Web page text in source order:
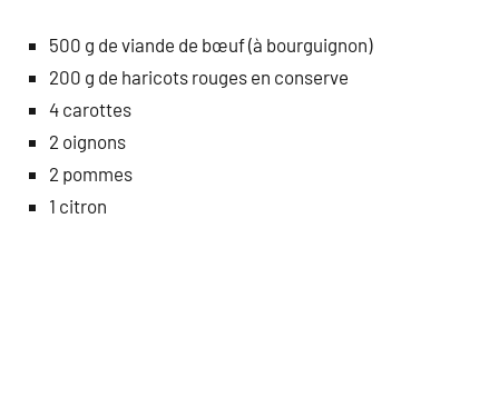
500 g de viande de bœuf (à bourguignon)
200 g de haricots rouges en conserve
4 carottes
2 oignons
2 pommes
1 citron